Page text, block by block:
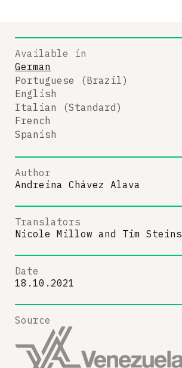
Available in
German
Portuguese (Brazil)
English
Italian (Standard)
French
Spanish
Author
Andreína Chávez Alava
Translators
Nicole Millow and Tim Steins
Date
18.10.2021
Source